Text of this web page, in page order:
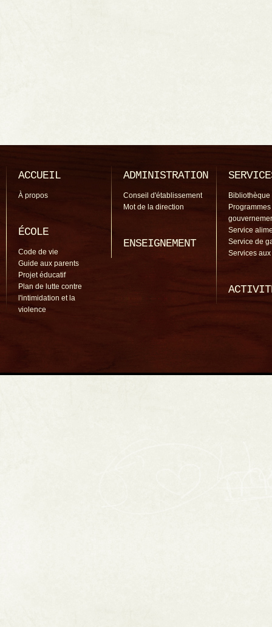
ACCUEIL
À propos
ÉCOLE
Code de vie
Guide aux parents
Projet éducatif
Plan de lutte contre
l'intimidation et la
violence
ADMINISTRATION
Conseil d'établissement
Mot de la direction
ENSEIGNEMENT
Bibliothèque
Programmes
Service
Service de
Services